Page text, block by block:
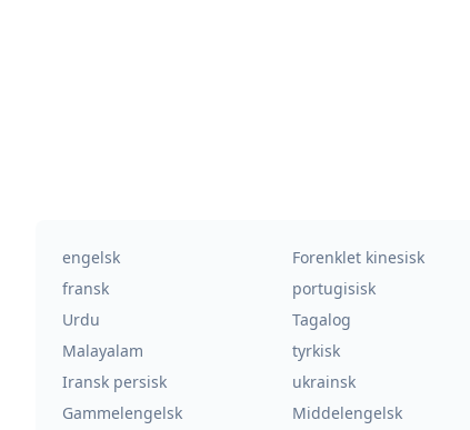
engelsk Forenklet kinesisk
fransk
portugisisk
Urdu
Tagalog
Malayalam
tyrkisk
Iransk persisk
ukrainsk
Gammelengelsk
Middelengelsk